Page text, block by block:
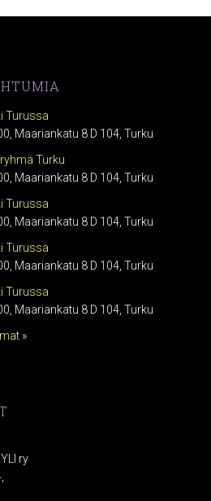
Turussa
Maariankatu 8 D 104, Turku
Turku
Maariankatu 8 D 104, Turku
Turussa
Maariankatu 8 D 104, Turku
Turussa
Maariankatu 8 D 104, Turku
Turussa
Maariankatu 8 D 104, Turku
»
ry